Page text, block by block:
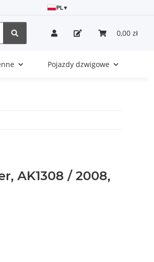
PL▾
0,00 zł
Pojazdy dzwigowe
AK1308 / 2008,